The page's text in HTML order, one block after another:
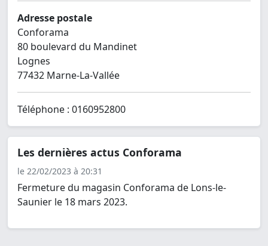
Adresse postale
Conforama
80 boulevard du Mandinet
Lognes
77432 Marne-La-Vallée
Téléphone : 0160952800
Les dernières actus Conforama
le 22/02/2023 à 20:31
Fermeture du magasin Conforama de Lons-le-
Saunier le 18 mars 2023.